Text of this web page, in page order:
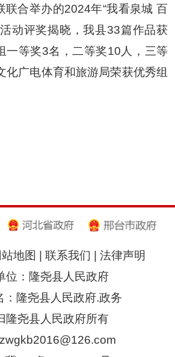
联合举办的2024年“我看泉城 百
动评奖揭晓，我县33篇作品获
一等奖3名，二等奖10人，三等
化广电体育和旅游局荣获优秀组
站地图 联系我们
法律声明
位：隆尧县人民政府
：隆尧县人民政府.政务
隆尧县人民政府所有